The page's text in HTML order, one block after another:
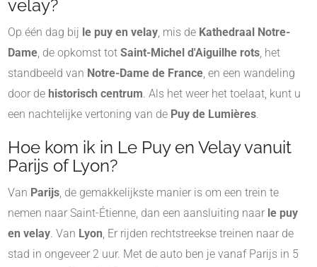
velay?
Op één dag bij le puy en velay, mis de Kathedraal Notre-
Dame, de opkomst tot Saint-Michel d'Aiguilhe rots, het
standbeeld van Notre-Dame de France, en een wandeling
door de historisch centrum. Als het weer het toelaat, kunt u
een nachtelijke vertoning van de Puy de Lumières.
Hoe kom ik in Le Puy en Velay vanuit
Parijs of Lyon?
Van Parijs, de gemakkelijkste manier is om een trein te
nemen naar Saint-Étienne, dan een aansluiting naar le puy
en velay. Van Lyon, Er rijden rechtstreekse treinen naar de
stad in ongeveer 2 uur. Met de auto ben je vanaf Parijs in 5